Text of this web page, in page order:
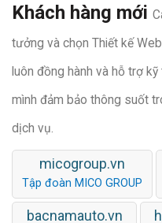
Khách hàng mới
tưởng và chọn Thiết kế
luôn đồng hành và hỗ trợ
mình đảm bảo thông suốt
dịch vụ.
micogroup.vn
Tập đoàn MICO GROUP
bacnamauto.vn